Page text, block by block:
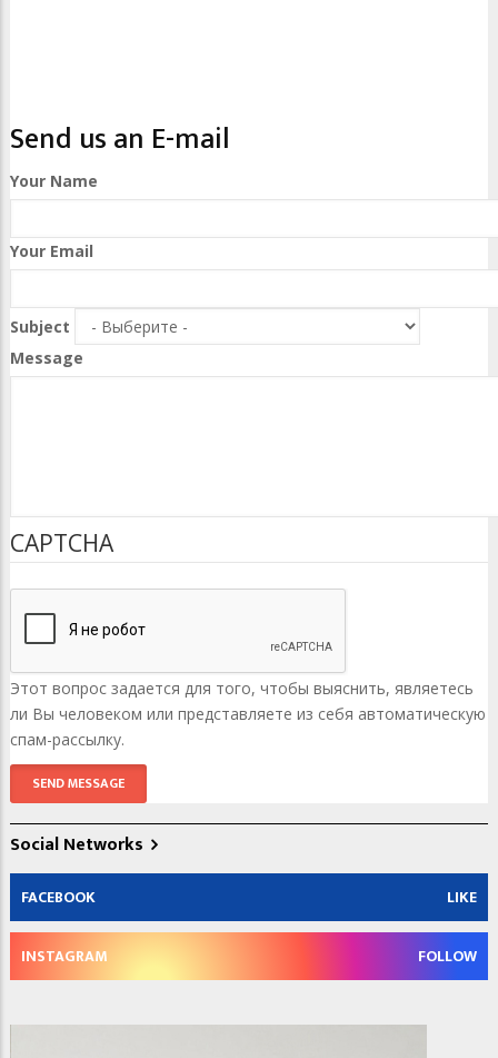
Send us an E-mail
Your Name
Your Email
Subject
Message
CAPTCHA
Этот вопрос задается для того, чтобы выяснить, являетесь
ли Вы человеком или представляете из себя автоматическую
спам-рассылку.
Social Networks
FACEBOOK LIKE
INSTAGRAM FOLLOW